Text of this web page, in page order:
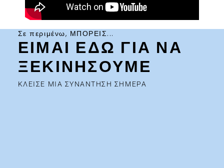
Σε περιμένω, ΜΠΟΡΕΙΣ...
ΕΙΜΑΙ ΕΔΩ ΓΙΑ ΝΑ
ΞΕΚΙΝΗΣΟΥΜΕ
ΚΛΕΙΣΕ ΜΙΑ ΣΥΝΑΝΤΗΣΗ ΣΗΜΕΡΑ